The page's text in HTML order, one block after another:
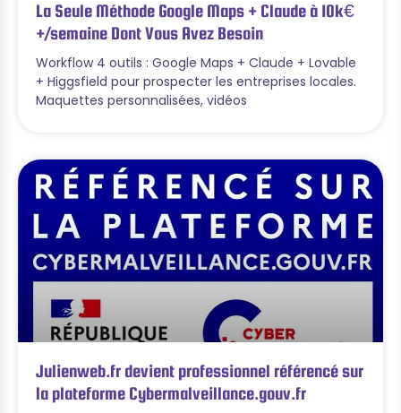
La Seule Méthode Google Maps + Claude à 10k€
+/semaine Dont Vous Avez Besoin
Workflow 4 outils : Google Maps + Claude + Lovable
+ Higgsfield pour prospecter les entreprises locales.
Maquettes personnalisées, vidéos
Julienweb.fr devient professionnel référencé sur
la plateforme Cybermalveillance.gouv.fr